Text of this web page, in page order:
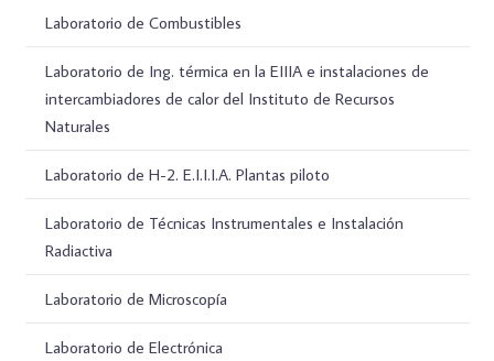
Laboratorio de Combustibles
Laboratorio de Ing. térmica en la EIIIA e instalaciones de
intercambiadores de calor del Instituto de Recursos
Naturales
Laboratorio de H-2. E.I.I.I.A. Plantas piloto
Laboratorio de Técnicas Instrumentales e Instalación
Radiactiva
Laboratorio de Microscopía
Laboratorio de Electrónica